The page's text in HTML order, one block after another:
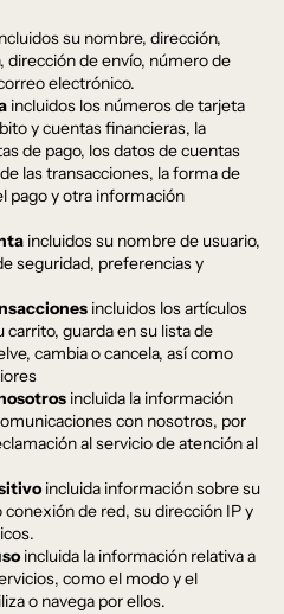
su nombre, dirección,
dirección de envío, número de
electrónico.
incluidos los números de tarjeta
y cuentas financieras, la
de pago, los datos de cuentas
las transacciones, la forma de
pago y otra información
incluidos su nombre de usuario,
seguridad, preferencias y
incluidos los artículos
carrito, guarda en su lista de
cambia o cancela, así como
incluida la información
con nosotros, por
al servicio de atención al
incluida información sobre su
de red, su dirección IP y
incluida la información relativa a
como el modo y el
o navega por ellos.